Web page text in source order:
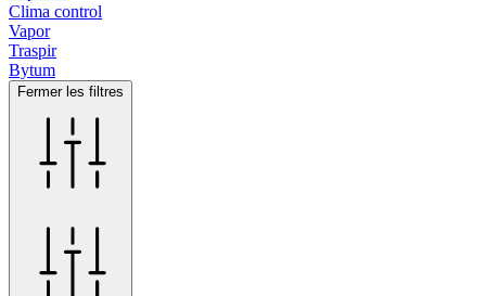
Clima control
Vapor
Traspir
Bytum
Fermer les filtres